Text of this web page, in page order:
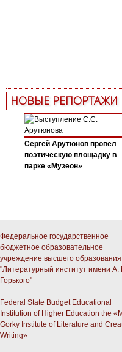
НОВЫЕ РЕПОРТАЖИ
Сергей Арутюнов провёл
поэтическую площадку в
парке «Музеон»
Федеральное государственное
бюджетное образовательное
учреждение высшего образования
"Литературный институт имени А.
Горького"
Federal State Budget Educational
Institution of Higher Education the
Gorky Institute of Literature and
Writing»